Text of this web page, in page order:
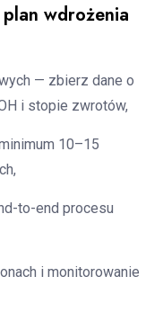
wdrożenia
— zbierz dane o
i stopie zwrotów,
10–15
to-end procesu
i monitorowanie